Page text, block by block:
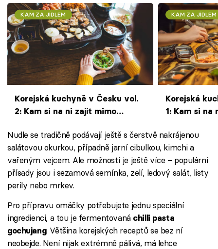
KAM ZA JÍDLEM
Korejská kuchyně v Česku vol.
2: Kam si na ni zajít mimo
KAM ZA JÍDLEM
Korejská
1: Kam si na
Nudle se tradičně podávají ještě s čerstvě nakrájenou
salátovou okurkou, případně jarní cibulkou, kimchi a
vařeným vejcem. Ale možností je ještě více – populární
přísady jsou i sezamová semínka, zelí, ledový salát, listy
perily nebo mrkev.
Pro přípravu omáčky potřebujete jednu speciální
ingredienci, a tou je fermentovaná chilli pasta
gochujang. Většina korejských receptů se bez ní
neobejde. Není nijak extrémně pálivá, má lehce